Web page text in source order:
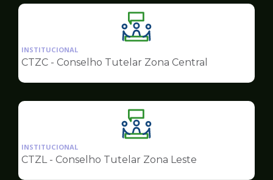
Ilustração
da
pagina
Conselhos
INSTITUCIONAL
CTZC - Conselho Tutelar Zona Central
Ilustração
da
pagina
INSTITUCIONAL
CTZL - Conselho Tutelar Zona Leste